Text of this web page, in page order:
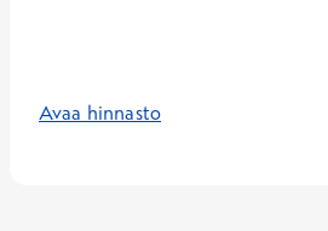
Avaa hinnasto